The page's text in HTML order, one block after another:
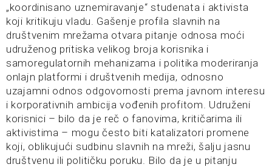
„koordinisano uznemiravanje“ studenata i aktivista
koji kritikuju vladu. Gašenje profila slavnih na
društvenim mrežama otvara pitanje odnosa moći
udruženog pritiska velikog broja korisnika i
samoregulatornih mehanizama i politika moderiranja
onlajn platformi i društvenih medija, odnosno
uzajamni odnos odgovornosti prema javnom interesu
i korporativnih ambicija vođenih profitom. Udruženi
korisnici – bilo da je reč o fanovima, kritičarima ili
aktivistima – mogu često biti katalizatori promene
koji, oblikujući sudbinu slavnih na mreži, šalju jasnu
društvenu ili političku poruku. Bilo da je u pitanju